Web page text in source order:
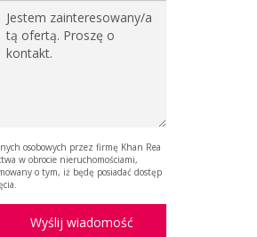
osobowych przez firmę Khan Rea
w obrocie nieruchomościami,
o tym, iż będę posiadać dostęp
Wyślij wiadomość